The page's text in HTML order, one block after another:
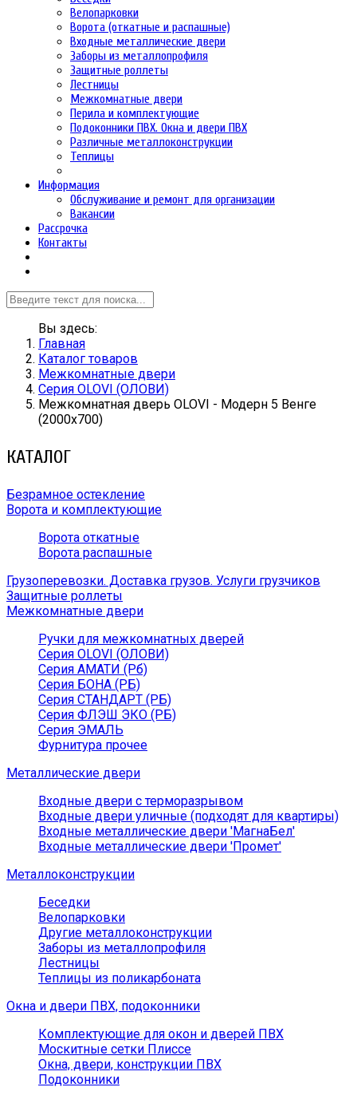
Велопарковки
Ворота (откатные и распашные)
Входные металлические двери
Заборы из металлопрофиля
Защитные роллеты
Лестницы
Межкомнатные двери
Перила и комплектующие
Подоконники ПВХ. Окна и двери ПВХ
Различные металлоконструкции
Теплицы
Информация
Обслуживание и ремонт для организации
Вакансии
Рассрочка
Контакты
Вы здесь:
Главная
Каталог товаров
Межкомнатные двери
Серия OLOVI (ОЛОВИ)
Межкомнатная дверь OLOVI - Модерн 5 Венге
(2000х700)
КАТАЛОГ
Безрамное остекление
Ворота и комплектующие
Ворота откатные
Ворота распашные
Грузоперевозки. Доставка грузов. Услуги грузчиков
Защитные роллеты
Межкомнатные двери
Ручки для межкомнатных дверей
Серия OLOVI (ОЛОВИ)
Серия АМАТИ (Рб)
Серия БОНА (РБ)
Серия СТАНДАРТ (РБ)
Серия ФЛЭШ ЭКО (РБ)
Серия ЭМАЛЬ
Фурнитура прочее
Металлические двери
Входные двери с терморазрывом
Входные двери уличные (подходят для квартиры)
Входные металлические двери 'МагнаБел'
Входные металлические двери 'Промет'
Металлоконструкции
Беседки
Велопарковки
Другие металлоконструкции
Заборы из металлопрофиля
Лестницы
Теплицы из поликарбоната
Окна и двери ПВХ, подоконники
Комплектующие для окон и дверей ПВХ
Москитные сетки Плиссе
Окна, двери, конструкции ПВХ
Подоконники